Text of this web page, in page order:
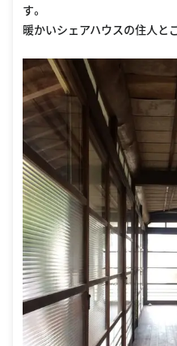
す。
暖かいシェアハウスの住人と